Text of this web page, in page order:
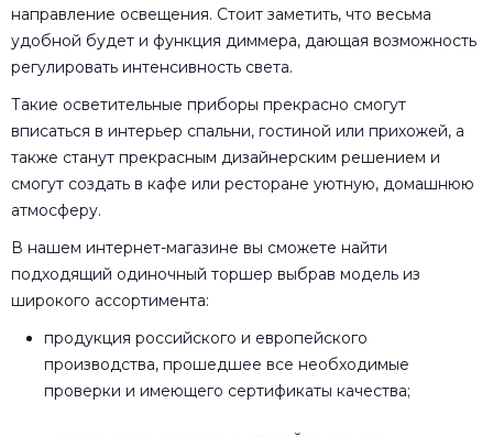
направление освещения. Стоит заметить, что весьма
удобной будет и функция диммера, дающая возможность
регулировать интенсивность света.
Такие осветительные приборы прекрасно смогут
вписаться в интерьер спальни, гостиной или прихожей, а
также станут прекрасным дизайнерским решением и
смогут создать в кафе или ресторане уютную, домашнюю
атмосферу.
В нашем интернет-магазине вы сможете найти
подходящий одиночный торшер выбрав модель из
широкого ассортимента:
продукция российского и европейского
производства, прошедшее все необходимые
проверки и имеющего сертификаты качества;